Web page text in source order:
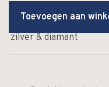
Toevoegen aan
zilver & diamant